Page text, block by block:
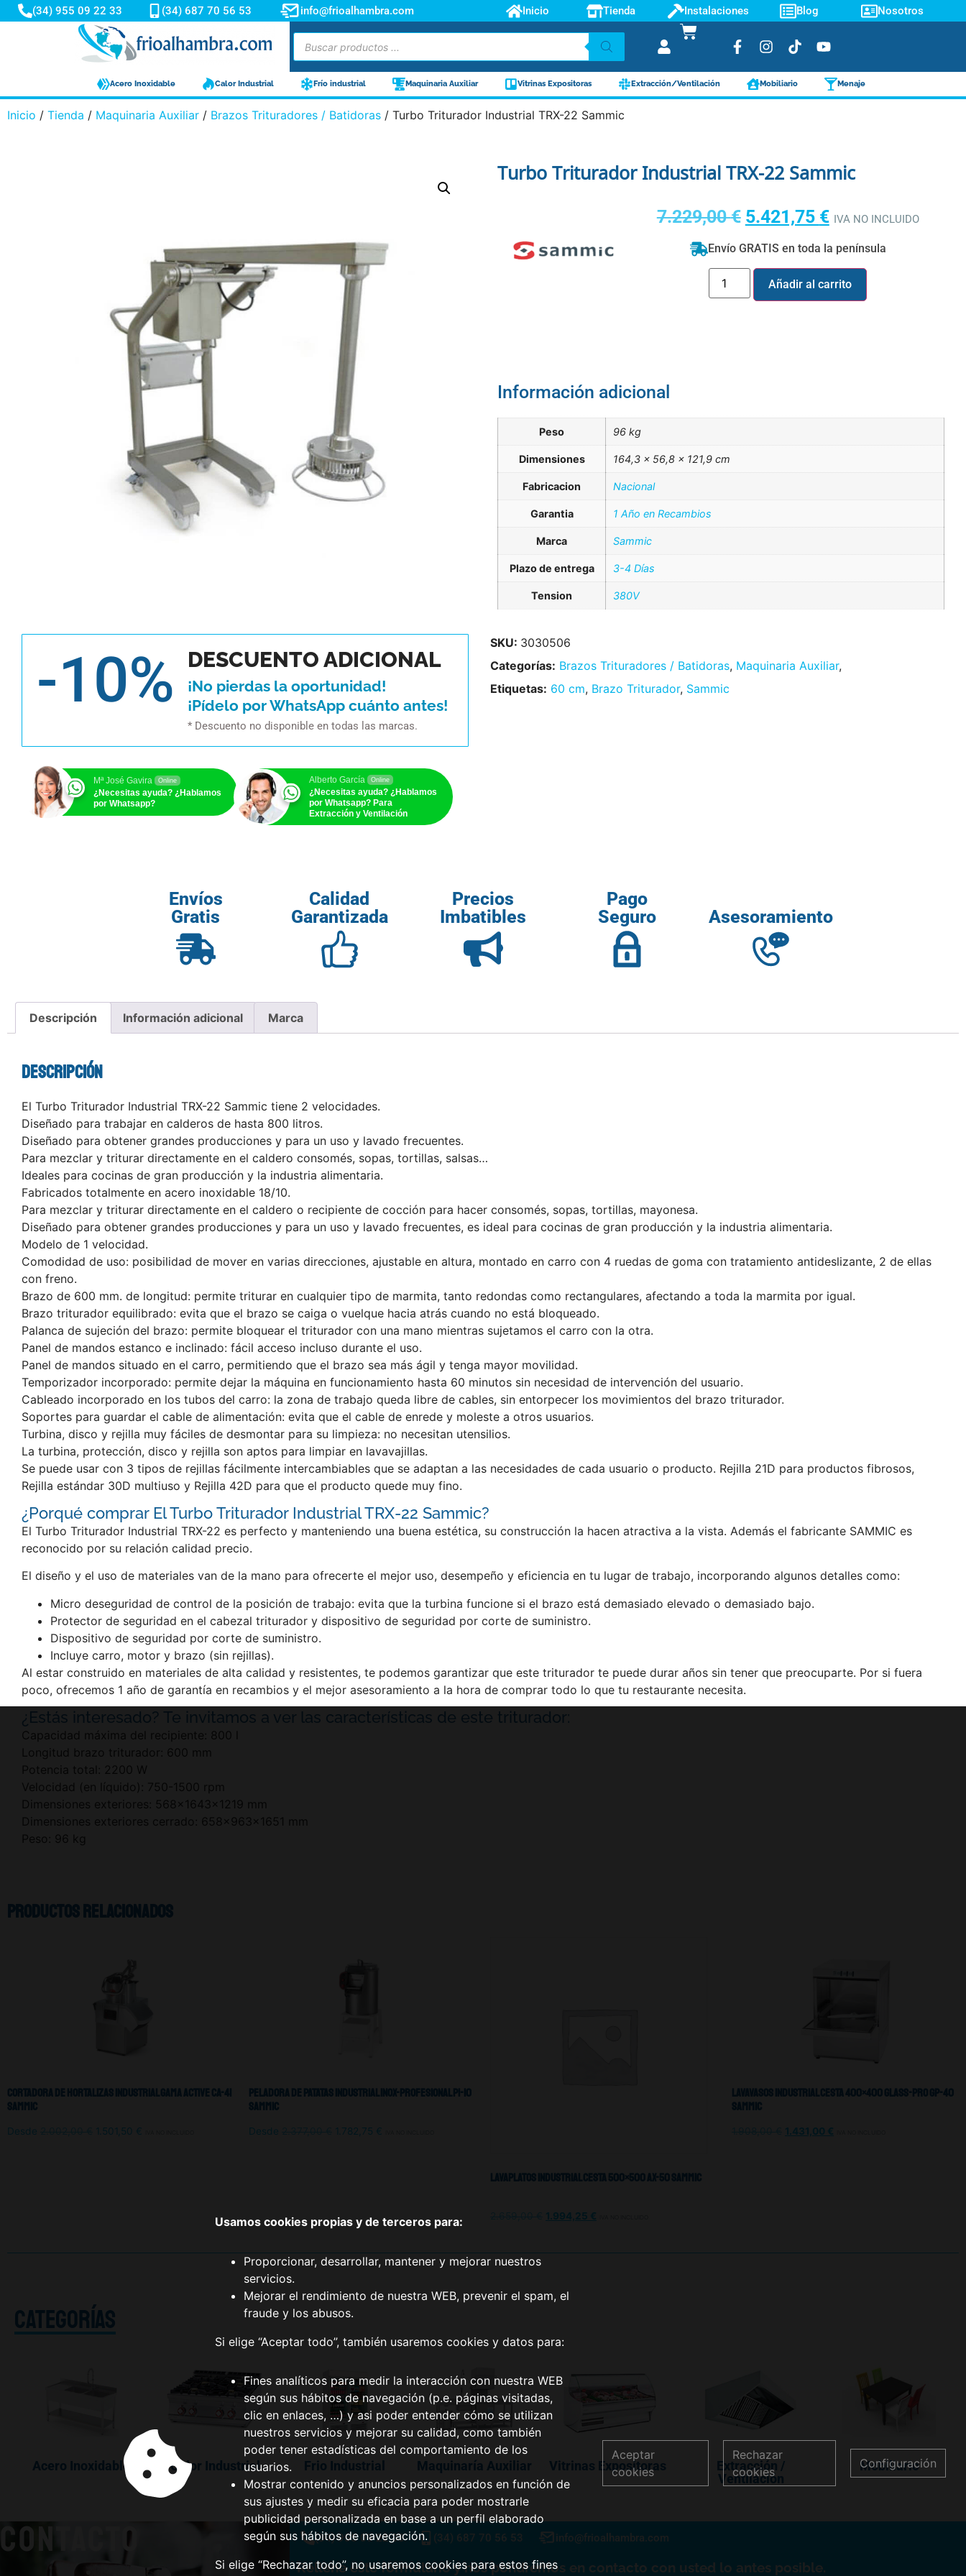
(34) 955 09 22 33 (34) 687 70 56 53 info@frioalhambra.com Inicio Tienda Instalaciones Blog Nosotros
Acero Inoxidable Calor Industrial Frío industrial Maquinaria Auxiliar Vitrinas Expositoras Extracción/Ventilación Mobiliario Menaje
Inicio / Tienda / Maquinaria Auxiliar / Brazos Trituradores / Batidoras / Turbo Triturador Industrial TRX-22 Sammic
-10% DESCUENTO ADICIONAL
¡No pierdas la oportunidad!
¡Pídelo por WhatsApp cuánto antes!
* Descuento no disponible en todas las marcas.
Mª José Gavira Online
¿Necesitas ayuda? ¿Hablamos
por Whatsapp?
Alberto García Online
¿Necesitas ayuda? ¿Hablamos
por Whatsapp? Para
Extracción y Ventilación
Turbo Triturador Industrial TRX-22 Sammic
7.229,00€ 5.421,75 € IVA NO INCLUIDO
Envío GRATIS en toda la península
Añadir al carrito
Información adicional
Peso 96 kg
Dimensiones 164,3 × 56,8 × 121,9 cm
Fabricacion Nacional
Garantia 1 Año en Recambios
Marca Sammic
Plazo de entrega 3-4 Días
Tension 380V
SKU: 3030506
Categorías: Brazos Trituradores / Batidoras, Maquinaria Auxiliar,
Etiquetas: 60 cm, Brazo Triturador, Sammic
Envíos
Gratis
Calidad
Garantizada
Precios
Imbatibles
Pago
Seguro
Asesoramiento
Descripción Información adicional Marca
Descripción
El Turbo Triturador Industrial TRX-22 Sammic tiene 2 velocidades.
Diseñado para trabajar en calderos de hasta 800 litros.
Diseñado para obtener grandes producciones y para un uso y lavado frecuentes.
Para mezclar y triturar directamente en el caldero consomés, sopas, tortillas, salsas…
Ideales para cocinas de gran producción y la industria alimentaria.
Fabricados totalmente en acero inoxidable 18/10.
Para mezclar y triturar directamente en el caldero o recipiente de cocción para hacer consomés, sopas, tortillas, mayonesa.
Diseñado para obtener grandes producciones y para un uso y lavado frecuentes, es ideal para cocinas de gran producción y la industria alimentaria.
Modelo de 1 velocidad.
Comodidad de uso: posibilidad de mover en varias direcciones, ajustable en altura, montado en carro con 4 ruedas de goma con tratamiento antideslizante, 2 de ellas
con freno.
Brazo de 600 mm. de longitud: permite triturar en cualquier tipo de marmita, tanto redondas como rectangulares, afectando a toda la marmita por igual.
Brazo triturador equilibrado: evita que el brazo se caiga o vuelque hacia atrás cuando no está bloqueado.
Palanca de sujeción del brazo: permite bloquear el triturador con una mano mientras sujetamos el carro con la otra.
Panel de mandos estanco e inclinado: fácil acceso incluso durante el uso.
Panel de mandos situado en el carro, permitiendo que el brazo sea más ágil y tenga mayor movilidad.
Temporizador incorporado: permite dejar la máquina en funcionamiento hasta 60 minutos sin necesidad de intervención del usuario.
Cableado incorporado en los tubos del carro: la zona de trabajo queda libre de cables, sin entorpecer los movimientos del brazo triturador.
Soportes para guardar el cable de alimentación: evita que el cable de enrede y moleste a otros usuarios.
Turbina, disco y rejilla muy fáciles de desmontar para su limpieza: no necesitan utensilios.
La turbina, protección, disco y rejilla son aptos para limpiar en lavavajillas.
Se puede usar con 3 tipos de rejillas fácilmente intercambiables que se adaptan a las necesidades de cada usuario o producto. Rejilla 21D para productos fibrosos,
Rejilla estándar 30D multiuso y Rejilla 42D para que el producto quede muy fino.
¿Porqué comprar El Turbo Triturador Industrial TRX-22 Sammic?
El Turbo Triturador Industrial TRX-22 es perfecto y manteniendo una buena estética, su construcción la hacen atractiva a la vista. Además el fabricante SAMMIC es
reconocido por su relación calidad precio.
El diseño y el uso de materiales van de la mano para ofrecerte el mejor uso, desempeño y eficiencia en tu lugar de trabajo, incorporando algunos detalles como:
Micro deseguridad de control de la posición de trabajo: evita que la turbina funcione si el brazo está demasiado elevado o demasiado bajo.
Protector de seguridad en el cabezal triturador y dispositivo de seguridad por corte de suministro.
Dispositivo de seguridad por corte de suministro.
Incluye carro, motor y brazo (sin rejillas).
Al estar construido en materiales de alta calidad y resistentes, te podemos garantizar que este triturador te puede durar años sin tener que preocuparte. Por si fuera
poco, ofrecemos 1 año de garantía en recambios y el mejor asesoramiento a la hora de comprar todo lo que tu restaurante necesita.
¿Estás interesado? Te invitamos a ver las características de este triturador:
Capacidad máxima del recipiente: 800 l
Longitud brazo triturador: 600 mm
Potencia total: 2200 W
Velocidad (en líquido): 750-1500 rpm
Dimensiones exteriores: 568x1643x1219 mm
Dimensiones exteriores cerrado: 658x963x1651 mm
Peso: 96 kg
Productos relacionados
Cortadora De Hortalizas Industrial Gama Active CA-41
Sammic
Desde 1.501,50 €
Peladora De Patatas Industrial Inox-Profesional PI-10
Sammic
Desde 1.782,75 €
Lavaplatos Industrial Cesta 500×500 Ax-50 Sammic
1.994,25 €
Lavavasos Industrial Cesta 400×400 Glass-Pro Gp-40
Sammic
1.431,00 €
CATEGORÍAS
Acero Inoxidable Calor Industrial Frio Industrial Maquinaría Auxiliar Vitrinas Expositoras
Extracción /
Ventilación
Mobiliario
CONTACTO (34) 955 09 22 33 (34) 687 70 56 53 info@frioalhambra.com
Rellene este formulario y nos pondremos en contacto con usted lo antes posible.
Usamos cookies propias y de terceros para:
Proporcionar, desarrollar, mantener y mejorar nuestros
servicios.
Mejorar el rendimiento de nuestra WEB, prevenir el spam, el
fraude y los abusos.
Si elige “Aceptar todo”, también usaremos cookies y datos para:
Fines analíticos para medir la interacción con nuestra WEB
según sus hábitos de navegación (p.e. páginas visitadas,
clic en enlaces, …) y asi poder entender cómo se utilizan
nuestros servicios y mejorar su calidad, como también
poder tener estadísticas del comportamiento de los
usuarios.
Mostrar contenido y anuncios personalizados en función de
sus ajustes y medir su eficacia para poder mostrarle
publicidad personalizada en base a un perfil elaborado
según sus hábitos de navegación.
Si elige “Rechazar todo”, no usaremos cookies para estos fines
Aceptar
cookies
Rechazar
cookies
Configuración